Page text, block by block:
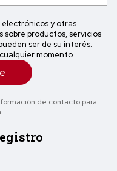
y otras
sobre productos, servicios
ser de su interés.
momento
de contacto para